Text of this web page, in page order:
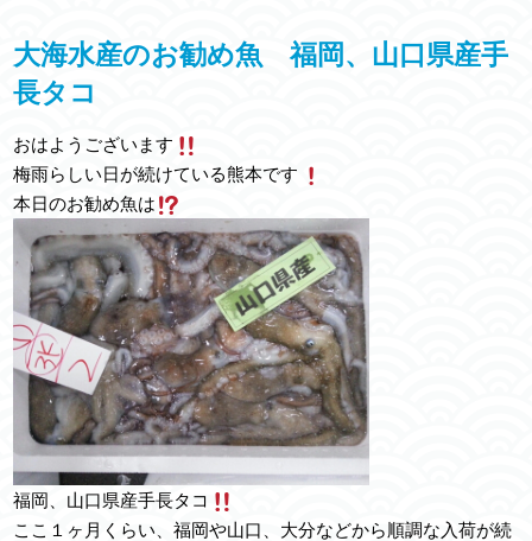
大海水産のお勧め魚 福岡、山口県産手
長タコ
おはようございます
梅雨らしい日が続けている熊本です
本日のお勧め魚は
福岡、山口県産手長タコ
ここ１ヶ月くらい、福岡や山口、大分などから順調な入荷が続